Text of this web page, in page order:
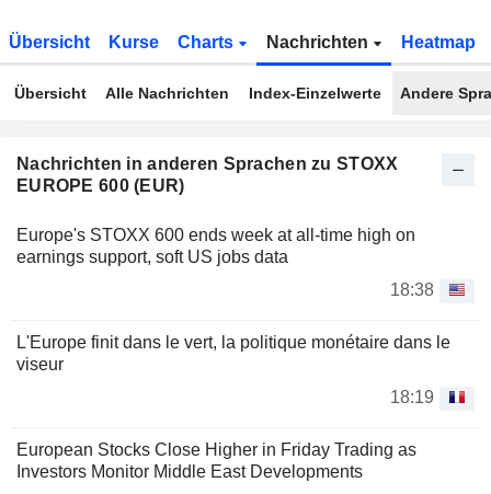
Übersicht Kurse Charts Nachrichten Heatmap
Übersicht Alle Nachrichten Index-Einzelwerte Andere
Nachrichten in anderen Sprachen zu STOXX
EUROPE 600 (EUR)
Europe's STOXX 600 ends week at all-time high on
earnings support, soft US jobs data
18:38
L'Europe finit dans le vert, la politique monétaire dans le
viseur
18:19
European Stocks Close Higher in Friday Trading as
Investors Monitor Middle East Developments